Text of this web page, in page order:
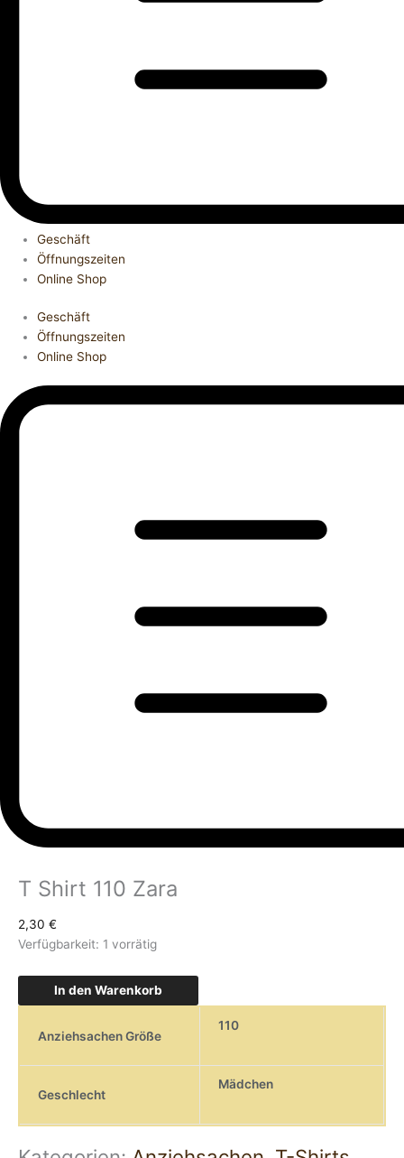
Geschäft
Öffnungszeiten
Online Shop
Geschäft
Öffnungszeiten
Online Shop
T Shirt 110 Zara
2,30 €
Verfügbarkeit: 1 vorrätig
In den Warenkorb
Anziehsachen Größe
110
Geschlecht
Mädchen